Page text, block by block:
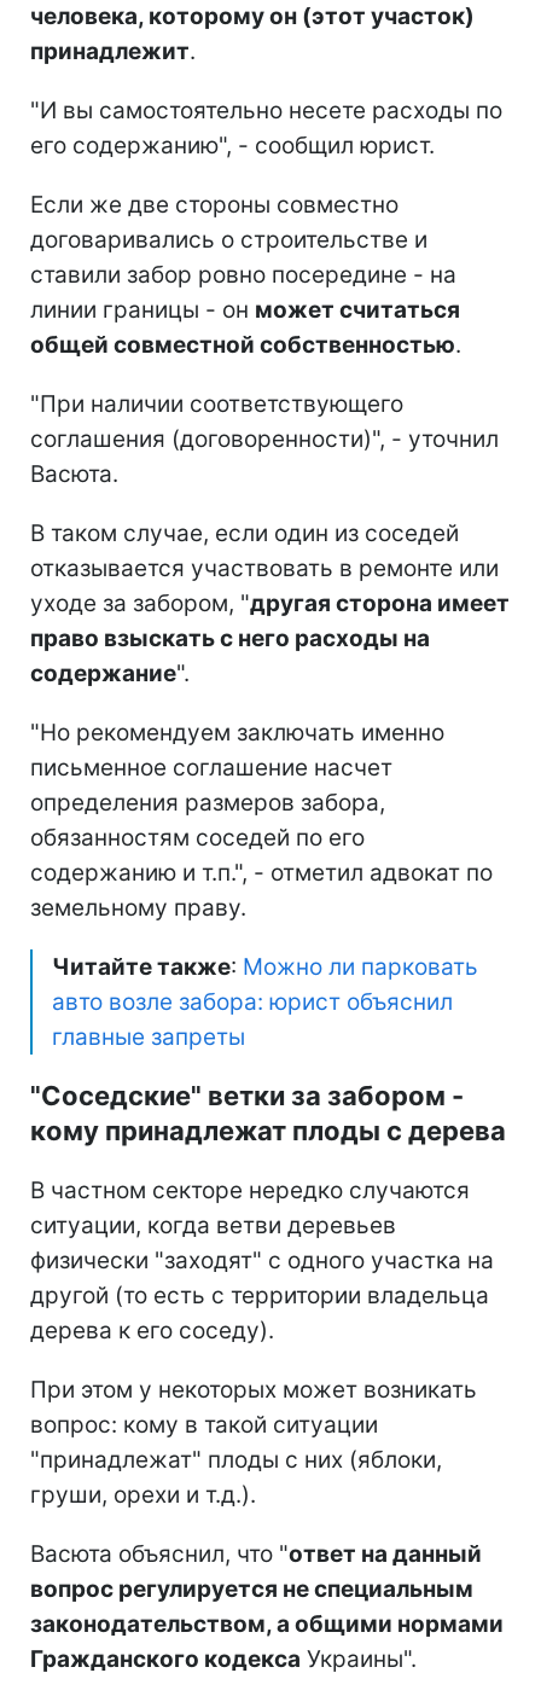
человека, которому он (этот участок)
принадлежит.
"И вы самостоятельно несете расходы по
его содержанию", - сообщил юрист.
Если же две стороны совместно
договаривались о строительстве и
ставили забор ровно посередине - на
линии границы - он может считаться
общей совместной собственностью.
"При наличии соответствующего
соглашения (договоренности)", - уточнил
Васюта.
В таком случае, если один из соседей
отказывается участвовать в ремонте или
уходе за забором, "другая сторона имеет
право взыскать с него расходы на
содержание".
"Но рекомендуем заключать именно
письменное соглашение насчет
определения размеров забора,
обязанностям соседей по его
содержанию и т.п.", - отметил адвокат по
земельному праву.
Читайте также: Можно ли парковать
авто возле забора: юрист объяснил
главные запреты
"Соседские" ветки за забором -
кому принадлежат плоды с дерева
В частном секторе нередко случаются
ситуации, когда ветви деревьев
физически "заходят" с одного участка на
другой (то есть с территории владельца
дерева к его соседу).
При этом у некоторых может возникать
вопрос: кому в такой ситуации
"принадлежат" плоды с них (яблоки,
груши, орехи и т.д.).
Васюта объяснил, что "ответ на данный
вопрос регулируется не специальным
законодательством, а общими нормами
Гражданского кодекса Украины".